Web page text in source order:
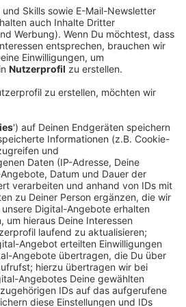
der National Puppy Day
Tag. Und mal ehrlich: Gibt
gute Laune macht als kleine
oder einfach nur flauschig
eigentlich immer, für einen
auszublenden.
Pfoten